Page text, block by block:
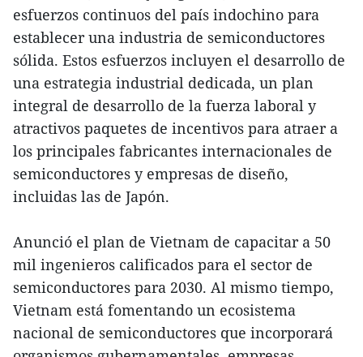
esfuerzos continuos del país indochino para
establecer una industria de semiconductores
sólida. Estos esfuerzos incluyen el desarrollo de
una estrategia industrial dedicada, un plan
integral de desarrollo de la fuerza laboral y
atractivos paquetes de incentivos para atraer a
los principales fabricantes internacionales de
semiconductores y empresas de diseño,
incluidas las de Japón.
Anunció el plan de Vietnam de capacitar a 50
mil ingenieros calificados para el sector de
semiconductores para 2030. Al mismo tiempo,
Vietnam está fomentando un ecosistema
nacional de semiconductores que incorporará